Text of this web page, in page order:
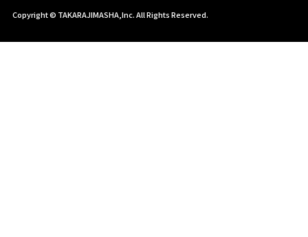
Copyright © TAKARAJIMASHA,Inc. All Rights Reserved.